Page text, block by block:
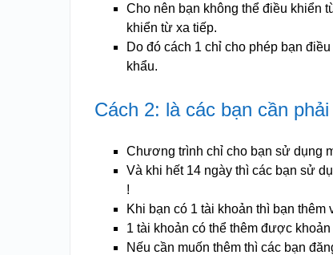
Cho nên bạn không thể điều khiển
khiển từ xa tiếp.
Do đó cách 1 chỉ cho phép bạn
khẩu.
Cách 2: là các bạn cần
Chương trình chỉ cho bạn sử dụng
Và khi hết 14 ngày thì các bạn sử
!
Khi bạn có 1 tài khoản thì bạn
1 tài khoản có thể thêm được
Nếu cần muốn thêm thì các bạn